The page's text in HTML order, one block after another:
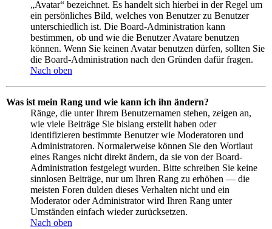
„Avatar“ bezeichnet. Es handelt sich hierbei in der Regel um
ein persönliches Bild, welches von Benutzer zu Benutzer
unterschiedlich ist. Die Board-Administration kann
bestimmen, ob und wie die Benutzer Avatare benutzen
können. Wenn Sie keinen Avatar benutzen dürfen, sollten Sie
die Board-Administration nach den Gründen dafür fragen.
Nach oben
Was ist mein Rang und wie kann ich ihn ändern?
Ränge, die unter Ihrem Benutzernamen stehen, zeigen an,
wie viele Beiträge Sie bislang erstellt haben oder
identifizieren bestimmte Benutzer wie Moderatoren und
Administratoren. Normalerweise können Sie den Wortlaut
eines Ranges nicht direkt ändern, da sie von der Board-
Administration festgelegt wurden. Bitte schreiben Sie keine
sinnlosen Beiträge, nur um Ihren Rang zu erhöhen — die
meisten Foren dulden dieses Verhalten nicht und ein
Moderator oder Administrator wird Ihren Rang unter
Umständen einfach wieder zurücksetzen.
Nach oben